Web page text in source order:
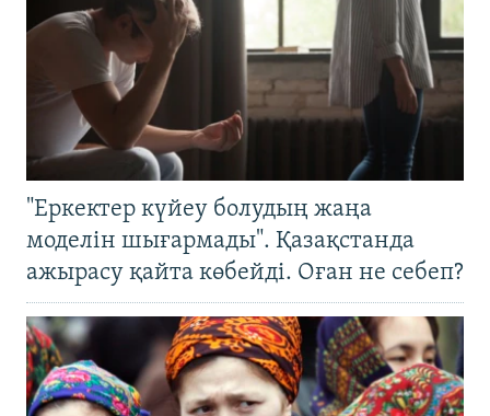
"Еркектер күйеу болудың жаңа
моделін шығармады". Қазақстанда
ажырасу қайта көбейді. Оған не себеп?